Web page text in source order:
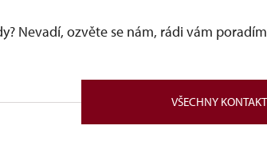
Nevadí, ozvěte se nám, rádi vám
VŠECHNY